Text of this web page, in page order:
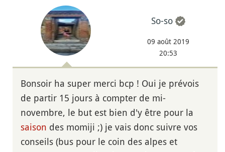
So-so
09 août 2019
20:53
Bonsoir ha super merci bcp ! Oui je prévois
de partir 15 jours à compter de mi-
novembre, le but est bien d'y être pour la
saison des momiji ;) je vais donc suivre vos
conseils (bus pour le coin des alpes et